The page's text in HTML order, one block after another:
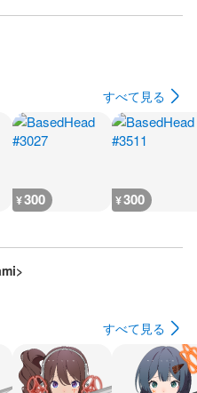
すべて見る
¥300 ¥300
すべて見る